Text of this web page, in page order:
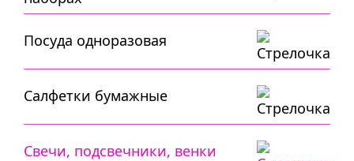
Посуда одноразовая
Салфетки бумажные
Свечи, подсвечники, венки